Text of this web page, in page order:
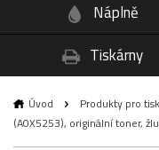
Náplně
Tiskárny
Úvod Produkty pro
(A0X5253), originální toner,